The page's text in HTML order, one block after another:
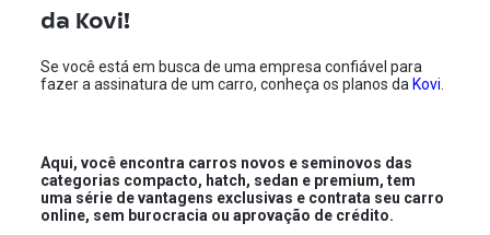
da Kovi!
Se você está em busca de uma empresa confiável para
fazer a assinatura de um carro, conheça os planos da Kovi
Aqui, você encontra carros novos e seminovos das
categorias compacto, hatch, sedan e premium, tem
uma série de vantagens exclusivas e contrata seu carro
online, sem burocracia ou aprovação de crédito.